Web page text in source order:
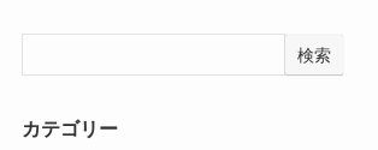
検索
カテゴリー